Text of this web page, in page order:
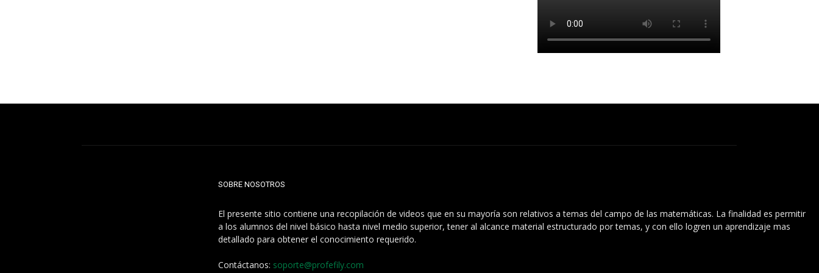
SOBRE NOSOTROS
El presente sitio contiene una recopilación de videos que en su mayoría son relativos a temas del campo de las matemáticas. La finalidad es permitir
a los alumnos del nivel básico hasta nivel medio superior, tener al alcance material estructurado por temas, y con ello logren un aprendizaje mas
detallado para obtener el conocimiento requerido.
Contáctanos: soporte@profefily.com